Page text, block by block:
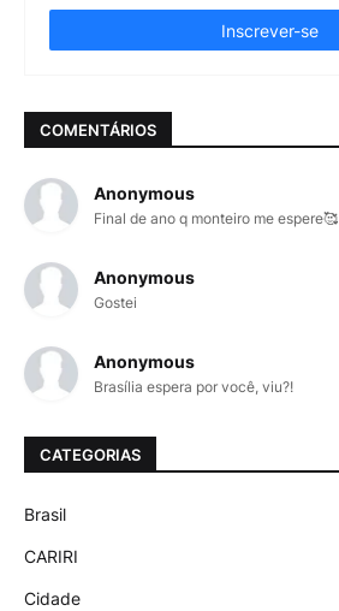
COMENTÁRIOS
Anonymous
Final de ano q monteiro me espere🥰
Anonymous
Gostei
Anonymous
Brasília espera por você, viu?!
CATEGORIAS
Brasil
CARIRI
Cidade